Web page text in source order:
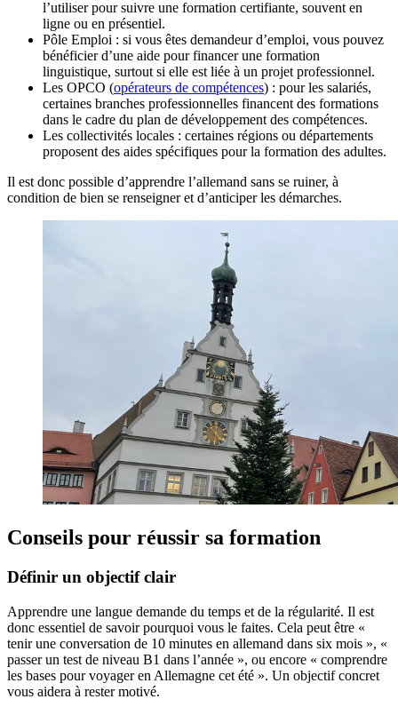
l’utiliser pour suivre une formation certifiante, souvent en
ligne ou en présentiel.
Pôle Emploi : si vous êtes demandeur d’emploi, vous pouvez
bénéficier d’une aide pour financer une formation
linguistique, surtout si elle est liée à un projet professionnel.
Les OPCO (opérateurs de compétences) : pour les salariés,
certaines branches professionnelles financent des formations
dans le cadre du plan de développement des compétences.
Les collectivités locales : certaines régions ou départements
proposent des aides spécifiques pour la formation des adultes.
Il est donc possible d’apprendre l’allemand sans se ruiner, à
condition de bien se renseigner et d’anticiper les démarches.
Conseils pour réussir sa formation
Définir un objectif clair
Apprendre une langue demande du temps et de la régularité. Il est
donc essentiel de savoir pourquoi vous le faites. Cela peut être «
tenir une conversation de 10 minutes en allemand dans six mois », «
passer un test de niveau B1 dans l’année », ou encore « comprendre
les bases pour voyager en Allemagne cet été ». Un objectif concret
vous aidera à rester motivé.